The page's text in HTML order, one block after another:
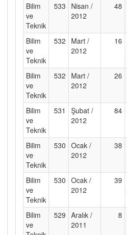
Bilim
ve
Teknik
533
Nisan /
2012
48
Bilim
ve
Teknik
532
Mart /
2012
16
Bilim
ve
Teknik
532
Mart /
2012
26
Bilim
ve
Teknik
531
Şubat /
2012
84
Bilim
ve
Teknik
530 Ocak /
2012
38
Bilim
ve
Teknik
530 Ocak /
2012
39
Bilim
ve
529 Aralık /
2011
8